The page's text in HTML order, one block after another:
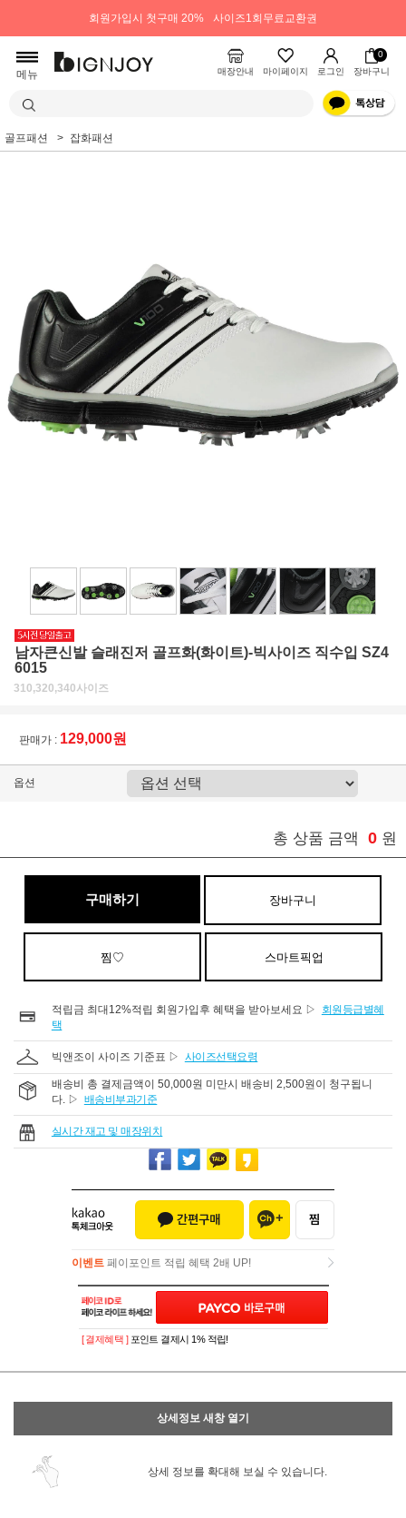
회원가입시 첫구매 20% 사이즈1회무료교환권
메뉴 매장안내 마이페이지 로그인
0
장바구니
골프패션 잡화패션
남자큰신발 슬래진저 골프화(화이트)-빅사이즈 직수입 SZ4
6015
310,320,340사이즈
판매가 : 129,000원
옵션
총 상품 금액 0 원
구매하기 장바구니
찜♡ 스마트픽업
적립금 최대12%적립 회원가입후 혜택을 받아보세요 ▷
회원등급별혜
택
빅앤조이 사이즈 기준표 ▷ 사이즈선택요령
배송비 총 결제금액이 50,000원 미만시 배송비 2,500원이 청구됩니
다. ▷ 배송비부과기준
실시간 재고 및 매장위치
이벤트 페이포인트 적립 혜택 2배 UP!
이벤트페이포인트 적립 혜택 2배 UP!
[ 결제혜택 ] 포인트 결제시 1% 적립!
상세정보 새창 열기
상세 정보를 확대해 보실 수 있습니다.